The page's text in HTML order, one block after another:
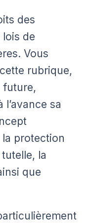
des
lois de
Vous
rubrique,
future,
l’avance sa
la protection
la
que